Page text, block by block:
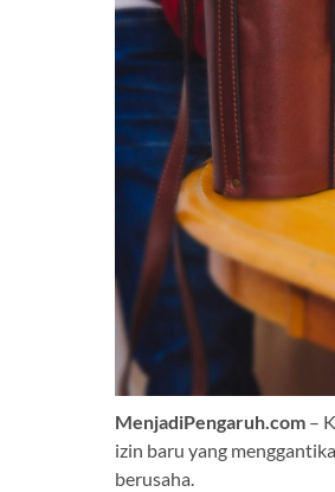
MenjadiPengaruh.com –
izin baru yang
berusaha.